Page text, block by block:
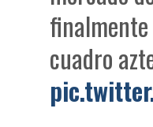
cuadro